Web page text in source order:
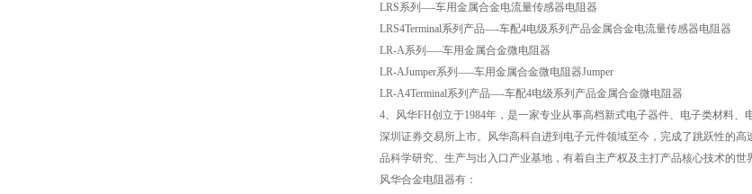
LRS系列—-车用金属合金电流量传感器电阻器
LRS4Terminal系列产品—-车配4电级系列产品金属合金电流量传感器电阻器
LR-A系列—–车用金属合金微电阻器
LR-AJumper系列—–车用金属合金微电阻器Jumper
LR-A4Terminal系列产品—-车配4电级系列产品金属合金微电阻器
4、风华FH创立于1984年，是一家专业从事高档新式电子器件、电子类材料
深圳证券交易所上市。风华高科自进到电子元件领域至今，完成了跳跃性的
品科学研究、生产与出入口产业基地，有着自主产权及主打产品核心技术的世
风华合金电阻器有：